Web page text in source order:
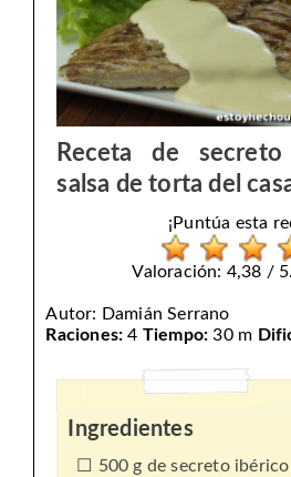
Receta de
salsa de torta del
¡Puntúa esta
Valoración: 4,38 /
Autor: Damián Serrano
Raciones: 4 Tiempo: 30 m
Ingredientes
500 g de secreto ibérico